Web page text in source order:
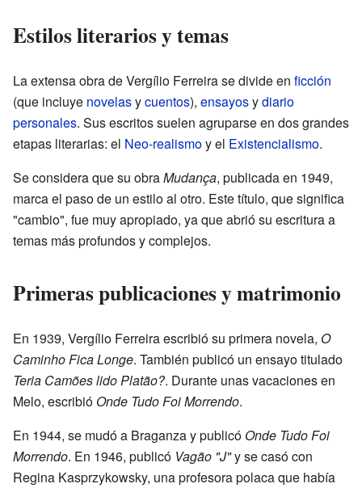
Estilos literarios y temas
La extensa obra de Vergílio Ferreira se divide en ficción
(que incluye novelasycuentos), ensayosydiario
personales. Sus escritos suelen agruparse en dos grandes
etapas literarias: el Neo-realismoy el Existencialismo.
Se considera que su obraMudança, publicada en 1949,
marca el paso de un estilo al otro. Este título, que significa
"cambio", fue muy apropiado, ya que abrió su escritura a
temas más profundos y complejos.
Primeras publicaciones y matrimonio
En 1939, Vergílio Ferreira escribió su primera novela, O
Caminho Fica Longe. También publicó un ensayo titulado
Teria Camões lido Platão?. Durante unas vacaciones en
Melo, escribió Onde Tudo Foi Morrendo.
En 1944, se mudó a Braganza y publicó Onde Tudo Foi
Morrendo. En 1946, publicó Vagão "J"y se casó con
Regina Kasprzykowsky, una profesora polaca que había